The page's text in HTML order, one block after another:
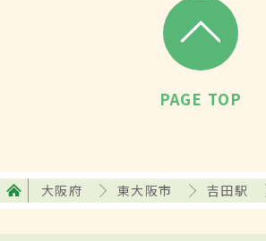
PAGE TOP
大阪府 東大阪市 吉田駅